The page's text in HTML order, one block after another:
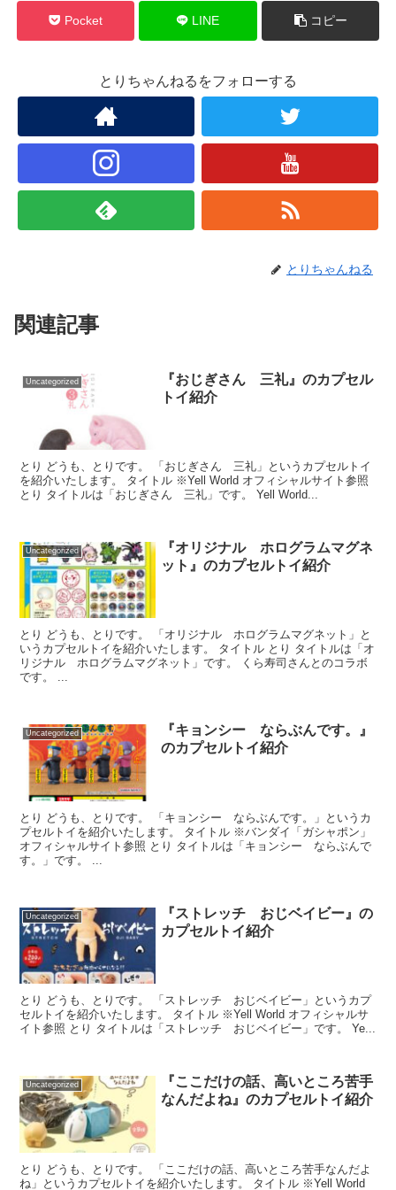
Pocket LINE コピー
とりちゃんねるをフォローする
とりちゃんねる
関連記事
Uncategorized
『おじぎさん 三礼』のカプセル
トイ紹介
とり どうも、とりです。 「おじぎさん 三礼」というカプセルトイ
を紹介いたします。 タイトル ※Yell World オフィシャルサイト参照
とり タイトルは「おじぎさん 三礼」です。 Yell World...
Uncategorized
『オリジナル ホログラムマグネ
ット』のカプセルトイ紹介
とり どうも、とりです。 「オリジナル ホログラムマグネット」と
いうカプセルトイを紹介いたします。 タイトル とり タイトルは「オ
リジナル ホログラムマグネット」です。 くら寿司さんとのコラボ
です。 ...
Uncategorized
『キョンシー ならぶんです。』
のカプセルトイ紹介
とり どうも、とりです。 「キョンシー ならぶんです。」というカ
プセルトイを紹介いたします。 タイトル ※バンダイ「ガシャポン」
オフィシャルサイト参照 とり タイトルは「キョンシー ならぶんで
す。」です。 ...
Uncategorized
『ストレッチ おじベイビー』の
カプセルトイ紹介
とり どうも、とりです。 「ストレッチ おじベイビー」というカプ
セルトイを紹介いたします。 タイトル ※Yell World オフィシャルサ
イト参照 とり タイトルは「ストレッチ おじベイビー」です。 Ye...
Uncategorized
『ここだけの話、高いところ苦手
なんだよね』のカプセルトイ紹介
とり どうも、とりです。 「ここだけの話、高いところ苦手なんだよ
ね」というカプセルトイを紹介いたします。 タイトル ※Yell World